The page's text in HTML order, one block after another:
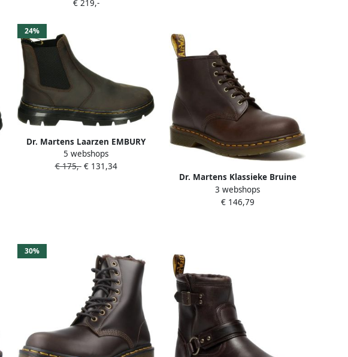
GLOSS
€ 219,-
24%
Dr. Martens Laarzen EMBURY
DARK BROWN CRAZY HORSE
5 webshops
€ 175,-€ 131,34
Dr. Martens Klassieke Bruine
Leren Veterschoenen Brown
3 webshops
€ 146,79
30%